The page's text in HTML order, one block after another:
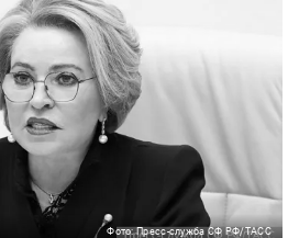
Фото: Пресс-служба СФ РФ/ТАСС